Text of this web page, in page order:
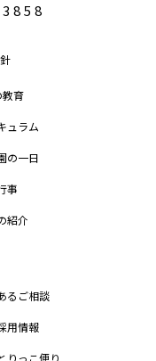
育
ュラム
の一日
事
紹介
るご相談
用情報
りっこ便り